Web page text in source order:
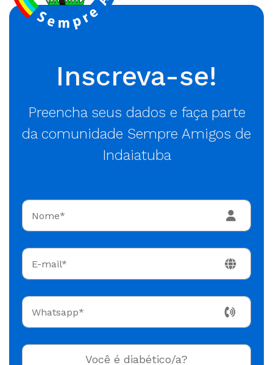
Inscreva-se!
Preencha seus dados e faça parte
da comunidade Sempre Amigos de
Indaiatuba
Você é diabético/a?